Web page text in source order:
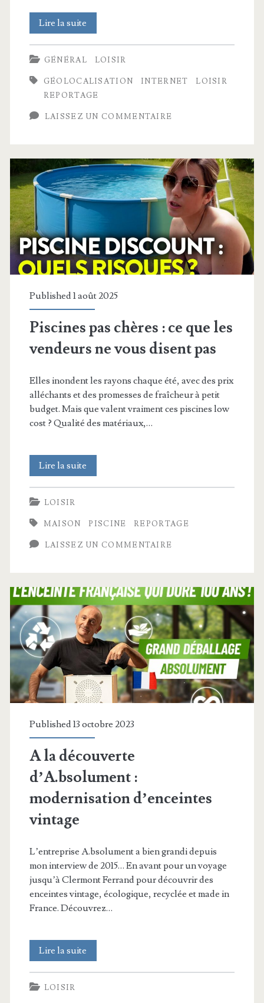
Lire la suite
:
le
monde
jeu
GÉNÉRAL LOISIR
GÉOLOCALISATION INTERNET
LOISIR
REPORTAGE
LAISSEZ UN COMMENTAIRE
Published 1 août 2025
Piscines pas chères : ce que les
vendeurs ne vous disent pas
Elles inondent les rayons chaque été, avec des prix
alléchants et des promesses de fraîcheur à petit
budget. Mais que valent vraiment ces piscines low
cost ? Qualité des matériaux,…
Lire la suite
pas
ce
les
vendeurs
ne
vous
disent
pas
LOISIR
MAISON PISCINE REPORTAGE
LAISSEZ UN COMMENTAIRE
Published 13 octobre 2023
A la découverte
d’A.bsolument :
modernisation d’enceintes
vintage
L’entreprise A.bsolument a bien grandi depuis
mon interview de 2015… En avant pour un voyage
jusqu’à Clermont Ferrand pour découvrir des
enceintes vintage, écologique, recyclée et made in
France. Découvrez…
Lire la suite
la
LOISIR